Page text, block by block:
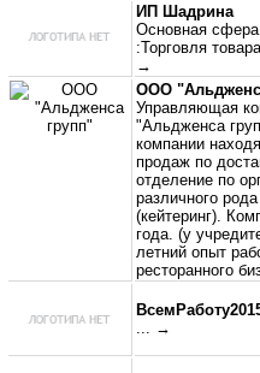
ИП Шадрина
Основная сфера
:Торговля
→
ООО
Управляющая
"Альдженса
компании
продаж по
отделение по
различного
(кейтеринг).
года. (у
летний опыт
ресторанного
... →